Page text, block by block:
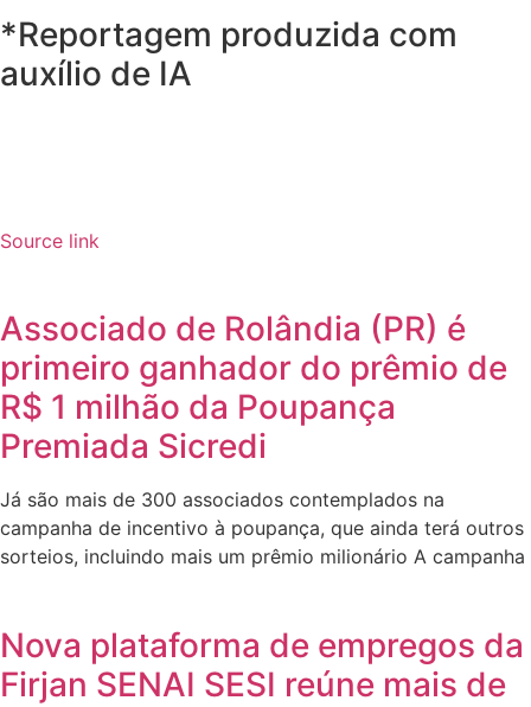
*Reportagem produzida com
auxílio de IA
Source link
Associado de Rolândia (PR) é
primeiro ganhador do prêmio de
R$ 1 milhão da Poupança
Premiada Sicredi
Já são mais de 300 associados contemplados na
campanha de incentivo à poupança, que ainda terá outros
sorteios, incluindo mais um prêmio milionário A campanha
Nova plataforma de empregos da
Firjan SENAI SESI reúne mais de